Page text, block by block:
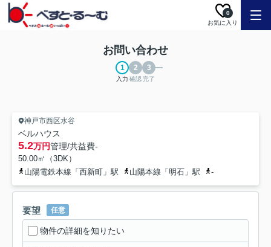
お気に入り
0
お問い合わせ
入力 確認完了
神戸市西区水谷
ベルハウス
5.2万円管理/共益費-
50.00㎡（3DK）
山陽電鉄本線「西新町」駅
山陽本線「明石」駅 -
要望 任意
物件の詳細を知りたい